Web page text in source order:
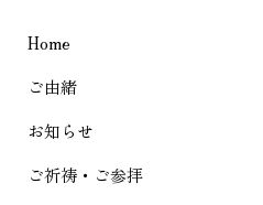
ー
シ
ョ
ン
Home
ご由緒
お知らせ
ご祈祷・ご参拝